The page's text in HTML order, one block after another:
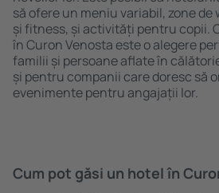
să ofere un meniu variabil, zone de
și fitness, și activități pentru copii.
în Curon Venosta este o alegere
familii și persoane aflate în
și pentru companii care doresc să
evenimente pentru angajații lor.
Cum pot găsi un hotel în